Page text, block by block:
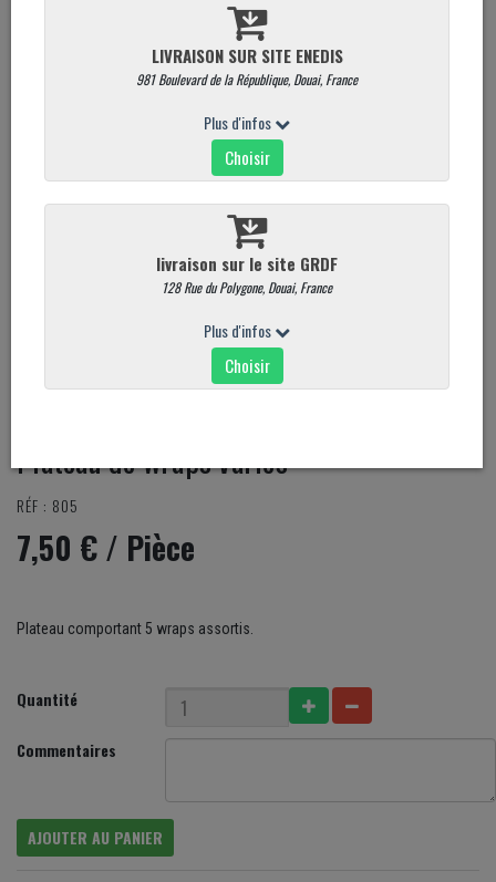
Plateau de wraps variés
RÉF : 805
7,50 €/ Pièce
Plateau comportant 5 wraps assortis.
Quantité
Commentaires
AJOUTER AU PANIER